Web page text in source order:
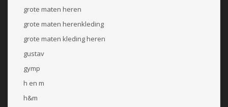
grote maten heren
grote maten herenkleding
grote maten kleding heren
gustav
gymp
h en m
h&m